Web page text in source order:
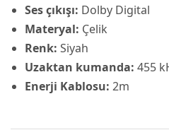
Ses çıkışı: Dolby Digital
Materyal: Çelik
Renk: Siyah
Uzaktan kumanda: 455
Enerji Kablosu: 2m